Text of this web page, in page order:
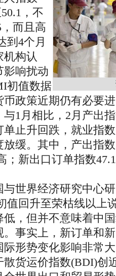
，不
而且高
到4个月
机构认
影响扰动
初值数据
政策近期仍有必要
月相比，2月产出指
止升回跌，就业指
缓。其中，产出指
；新出口订单指数
界经济研究中心研
值回升至荣枯线以上
低，但并不意味着中
事实上，新订单和
形势变化影响非常
散货运价指数(BDI)创